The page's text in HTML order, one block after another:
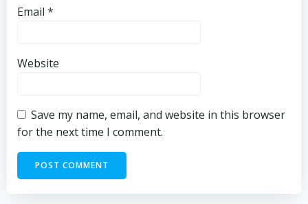
Email *
Website
Save my name, email, and website in this browser
for the next time I comment.